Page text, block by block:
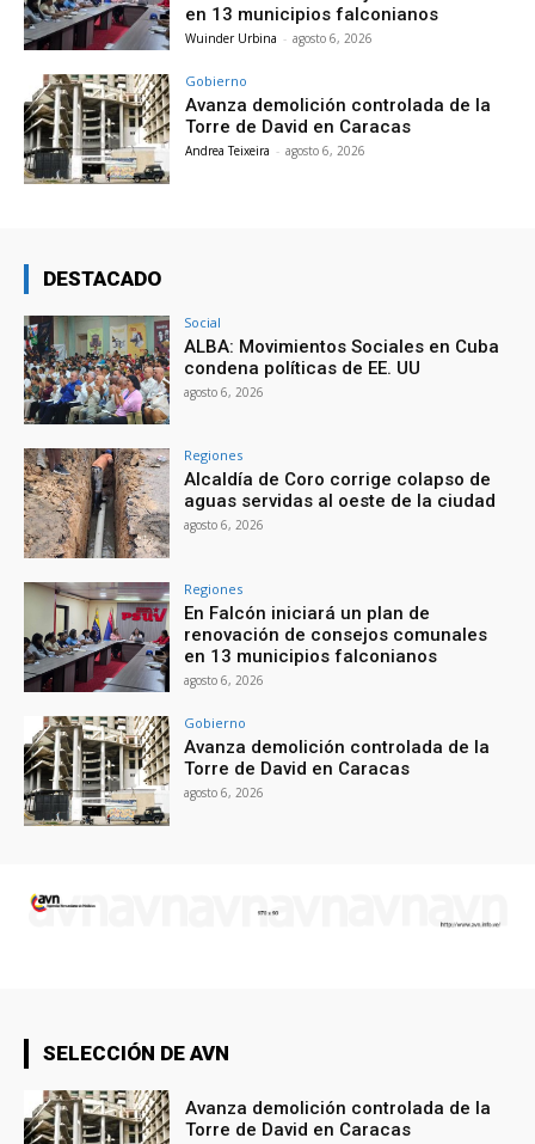
en 13 municipios falconianos
Wuinder Urbina - agosto 6, 2026
Gobierno
Avanza demolición controlada de la
Torre de David en Caracas
Andrea Teixeira - agosto 6, 2026
DESTACADO
Social
ALBA: Movimientos Sociales en Cuba
condena políticas de EE. UU
agosto 6, 2026
Regiones
Alcaldía de Coro corrige colapso de
aguas servidas al oeste de la ciudad
agosto 6, 2026
Regiones
En Falcón iniciará un plan de
renovación de consejos comunales
en 13 municipios falconianos
agosto 6, 2026
Gobierno
Avanza demolición controlada de la
Torre de David en Caracas
agosto 6, 2026
SELECCIÓN DE AVN
Avanza demolición controlada de la
Torre de David en Caracas